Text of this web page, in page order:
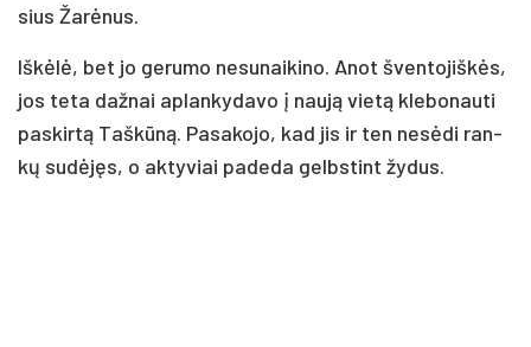
sius Ža­rė­nus.
Iš­kė­lė, bet jo ge­ru­mo ne­su­nai­ki­no. Anot šven­to­jiš­kės,
jos te­ta daž­nai ap­lan­ky­da­vo į nau­ją vie­tą kle­bo­nau­ti
pa­skir­tą Taš­kū­ną. Pa­sa­ko­jo, kad jis ir ten ne­sė­di ran­
kų su­dė­jęs, o ak­ty­viai pa­de­da gelbs­tint žy­dus.